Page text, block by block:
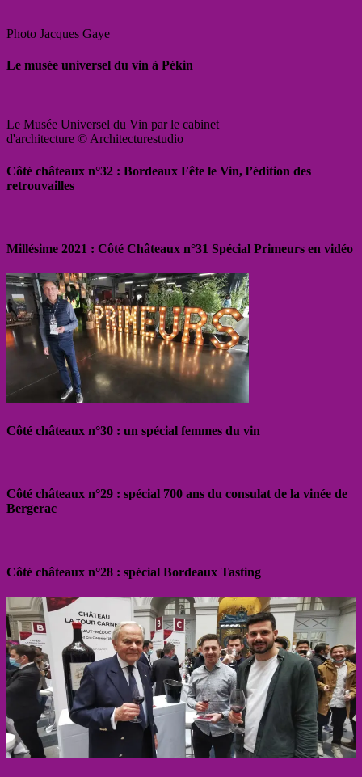
Photo Jacques Gaye
Le musée universel du vin à Pékin
Le Musée Universel du Vin par le cabinet
d'architecture © Architecturestudio
Côté châteaux n°32 : Bordeaux Fête le Vin, l’édition des
retrouvailles
Millésime 2021 : Côté Châteaux n°31 Spécial Primeurs en vidéo
Côté châteaux n°30 : un spécial femmes du vin
Côté châteaux n°29 : spécial 700 ans du consulat de la vinée de
Bergerac
Côté châteaux n°28 : spécial Bordeaux Tasting